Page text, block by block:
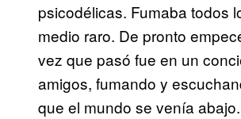
psicodélicas. Fumaba todos
medio raro. De pronto
vez que pasó fue en un
amigos, fumando y
que el mundo se venía